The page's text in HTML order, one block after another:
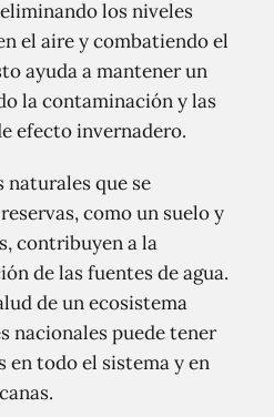
los niveles
el aire y combatiendo el
ayuda a mantener un
la contaminación y las
efecto invernadero.
naturales que se
como un suelo y
contribuyen a la
de las fuentes de agua.
de un ecosistema
nacionales puede tener
en todo el sistema y en